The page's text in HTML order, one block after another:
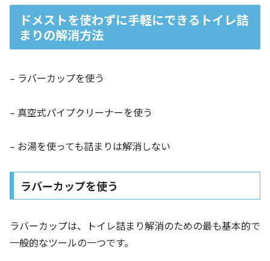
ドメストを使わずに手軽にできるトイレ詰
まりの解消方法
– ラバーカップを使う
– 真空式パイプクリーナーを使う
– お湯を使っても詰まりは解消しない
ラバーカップを使う
ラバーカップは、トイレ詰まり解消のための最も基本的で
一般的なツールの一つです。